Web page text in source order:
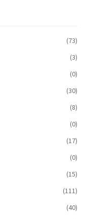
(73)
(3)
(0)
(30)
(8)
(0)
(17)
(0)
(15)
(111)
(40)